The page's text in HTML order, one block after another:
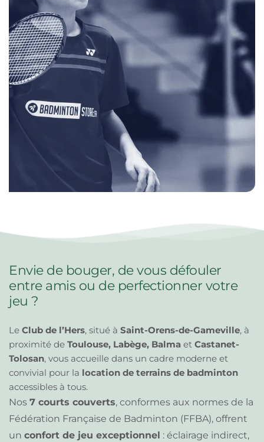
Envie de bouger, de vous défouler
entre amis ou de perfectionner votre
jeu ?
Le Club de l’Hers, situé à Saint-Orens-de-Gameville, à
proximité de Toulouse, Labège, Balma et Castanet-
Tolosan, vous accueille dans un cadre moderne et
convivial pour la location de terrains de badminton
accessibles à tous.
Nos 7 courts couverts, conformes aux normes de la
Fédération Française de Badminton (FFBA), offrent
un confort de jeu exceptionnel : éclairage indirect,